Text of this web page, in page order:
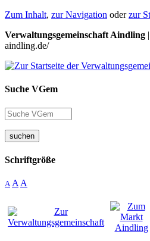
Zum Inhalt, zur Navigation oderzur
Verwaltungsgemeinschaft Aindling
aindling.de/
Suche VGem
suchen
Schriftgröße
A A A